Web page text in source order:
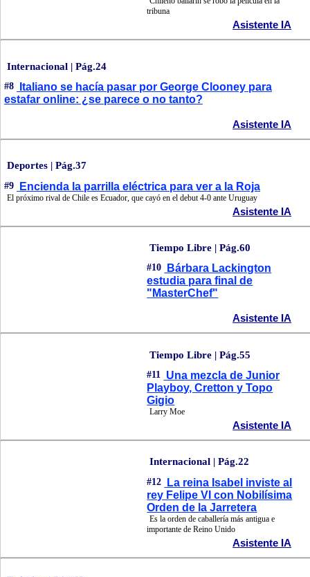
tribuna
Asistente IA
Internacional | Pág.24
#8
Italiano se hacía pasar por George Clooney para
estafar online: ¿se parece o no tanto?
Asistente IA
Deportes | Pág.37
#9 Encienda la parrilla eléctrica para ver a la Roja
El próximo rival de Chile es Ecuador, que cayó en el debut 4-0 ante Uruguay
Asistente IA
Tiempo Libre | Pág.60
#10
Bárbara Lackington
estudia para final de
"MasterChef"
Asistente IA
Tiempo Libre | Pág.55
#11
Una mezcla de Junior
Playboy, Cretton y Topo
Gigio
Larry Moe
Asistente IA
Internacional | Pág.22
#12
La reina Isabel inviste al
rey Felipe VI con Nobilísima
Orden de la Jarretera
Es la orden de caballería más antigua e
importante de Reino Unido
Asistente IA